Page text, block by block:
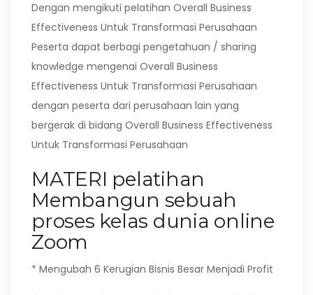
Dengan mengikuti pelatihan Overall Business
Effectiveness Untuk Transformasi Perusahaan
Peserta dapat berbagi pengetahuan / sharing
knowledge mengenai Overall Business
Effectiveness Untuk Transformasi Perusahaan
dengan peserta dari perusahaan lain yang
bergerak di bidang Overall Business Effectiveness
Untuk Transformasi Perusahaan
MATERI pelatihan
Membangun sebuah
proses kelas dunia online
Zoom
* Mengubah 6 Kerugian Bisnis Besar Menjadi Profit